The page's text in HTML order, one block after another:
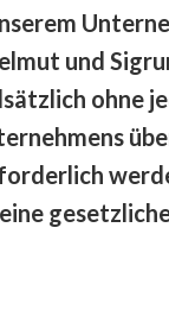
und
ohne